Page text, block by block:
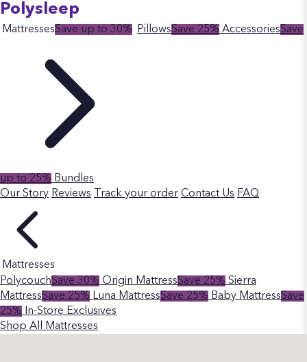
Polysleep
MattressesSave up to 30% PillowsSave 25% AccessoriesSave
up to 25% Bundles
Our Story Reviews Track your order Contact Us FAQ
Mattresses
PolycouchSave 30% Origin MattressSave 25% Sierra
MattressSave 25% Luna MattressSave 25% Baby MattressSave
25%
In-Store Exclusives
Shop All Mattresses